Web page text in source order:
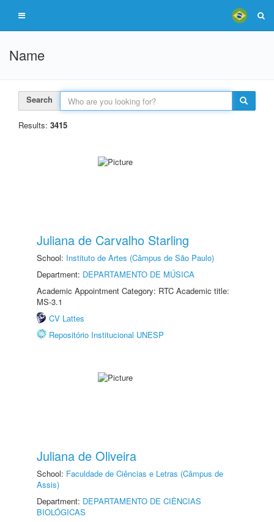
Name
Search
Results: 3415
Juliana de Carvalho Starling
School: Instituto de Artes (Câmpus de São Paulo)
Department: DEPARTAMENTO DE MÚSICA
Academic Appointment Category: RTC Academic title:
MS-3.1
CV Lattes
Repositório Institucional UNESP
Juliana de Oliveira
School: Faculdade de Ciências e Letras (Câmpus de
Assis)
Department: DEPARTAMENTO DE CIÊNCIAS
BIOLÓGICAS